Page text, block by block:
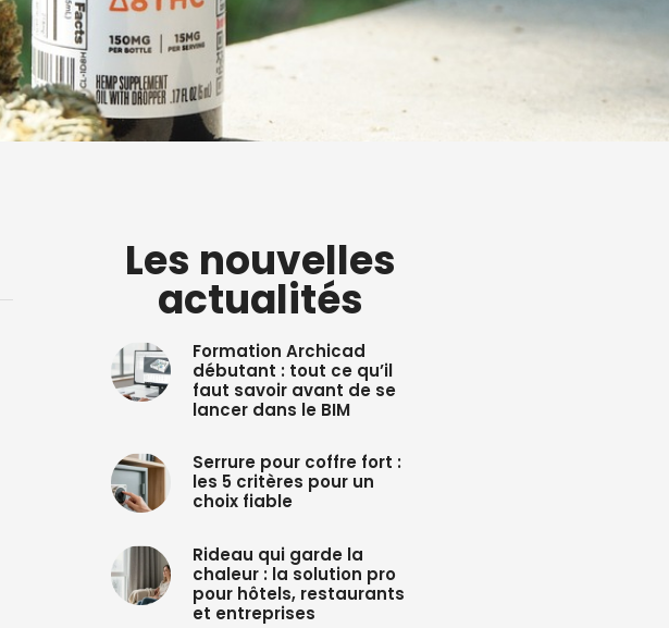
Les nouvelles
actualités
Formation Archicad
débutant : tout ce qu’il
faut savoir avant de se
lancer dans le BIM
Serrure pour coffre fort :
les 5 critères pour un
choix fiable
Rideau qui garde la
chaleur : la solution pro
pour hôtels, restaurants
et entreprises